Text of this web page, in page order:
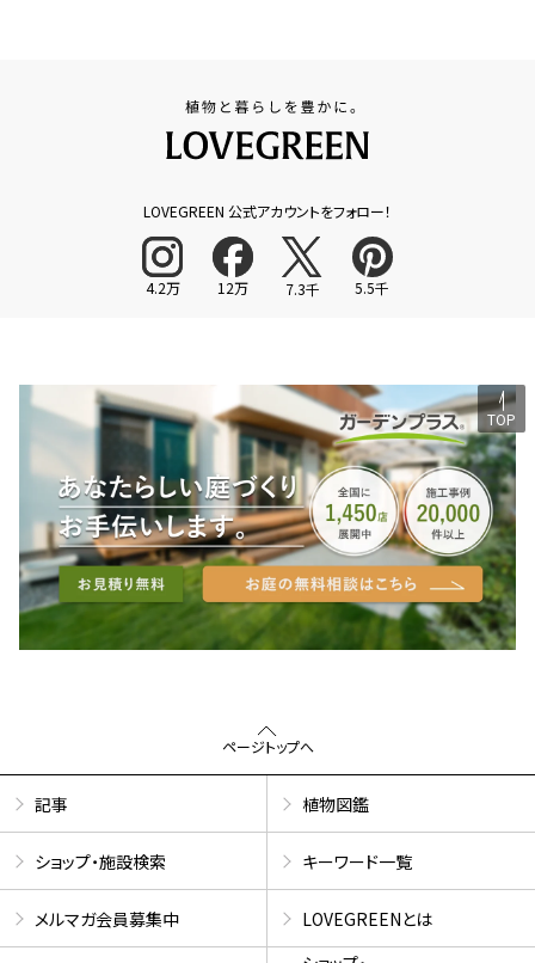
LOVEGREEN 公式アカウントをフォロー！
4.2万 12万 7.3千 5.5千
TOP
ページトップへ
記事 植物図鑑
ショップ・施設検索 キーワード一覧
メルマガ会員募集中
LOVEGREENとは